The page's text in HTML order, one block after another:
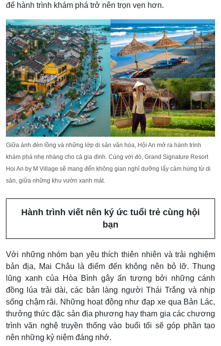
để hành trình khám phá trở nên trọn vẹn hơn.
Giữa ánh đèn lồng và những lớp di sản văn hóa, Hội An mở ra hành trình
khám phá nhẹ nhàng cho cả gia đình. Cùng với đó, Grand Signature Resort
Hoi An by M Village sẽ mang đến không gian nghỉ dưỡng lấy cảm hứng từ di
sản, giữa những khu vườn xanh mát.
Hành trình viết nên ký ức tuổi trẻ cùng hội
bạn
Với những nhóm bạn yêu thích thiên nhiên và trải nghiệm
bản địa, Mai Châu là điểm đến không nên bỏ lỡ. Thung
lũng xanh của Hòa Bình gây ấn tượng bởi những cánh
đồng lúa trải dài, các bản làng người Thái Trắng và nhịp
sống chậm rãi. Những hoạt động như đạp xe qua Bản Lác,
thưởng thức đặc sản địa phương hay tham gia các chương
trình văn nghệ truyền thống vào buổi tối sẽ góp phần tạo
nên những kỷ niệm đáng nhớ.